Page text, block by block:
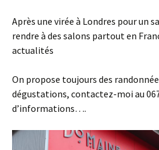
Après une virée à Londres pour un
rendre à des salons partout en
actualités
On propose toujours des
dégustations, contactez-moi au
d’informations….